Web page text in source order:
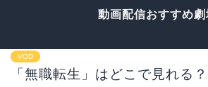
動画配信おすすめ
VOD
「無職転生」はどこで見れる